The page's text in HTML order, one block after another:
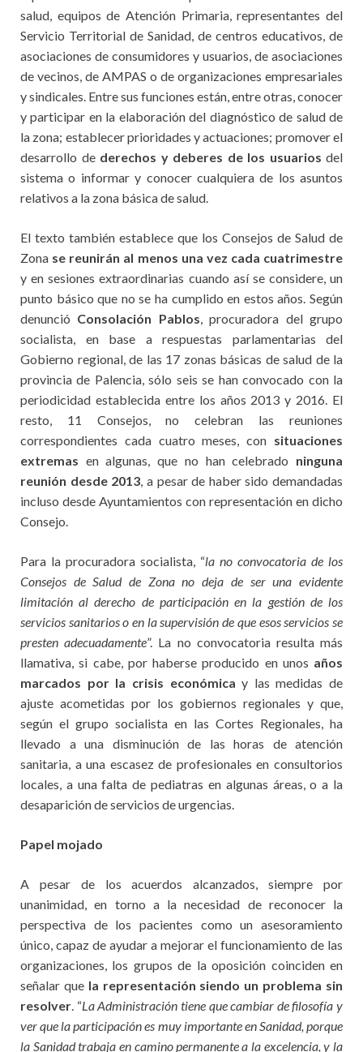
salud, equipos de Atención Primaria, representantes del
Servicio Territorial de Sanidad, de centros educativos, de
asociaciones de consumidores y usuarios, de asociaciones
de vecinos, de AMPAS o de organizaciones empresariales
y sindicales. Entre sus funciones están, entre otras, conocer
y participar en la elaboración del diagnóstico de salud de
la zona; establecer prioridades y actuaciones; promover el
desarrollo de derechos y deberes de los usuarios del
sistema o informar y conocer cualquiera de los asuntos
relativos a la zona básica de salud.
El texto también establece que los Consejos de Salud de
Zona se reunirán al menos una vez cada cuatrimestre
y en sesiones extraordinarias cuando así se considere, un
punto básico que no se ha cumplido en estos años. Según
denunció Consolación Pablos, procuradora del grupo
socialista, en base a respuestas parlamentarias del
Gobierno regional, de las 17 zonas básicas de salud de la
provincia de Palencia, sólo seis se han convocado con la
periodicidad establecida entre los años 2013 y 2016. El
resto, 11 Consejos, no celebran las reuniones
correspondientes cada cuatro meses, con situaciones
extremas en algunas, que no han celebrado ninguna
reunión desde 2013, a pesar de haber sido demandadas
incluso desde Ayuntamientos con representación en dicho
Consejo.
Para la procuradora socialista, “la no convocatoria de los
Consejos de Salud de Zona no deja de ser una evidente
limitación al derecho de participación en la gestión de los
servicios sanitarios o en la supervisión de que esos servicios se
presten adecuadamente”. La no convocatoria resulta más
llamativa, si cabe, por haberse producido en unos años
marcados por la crisis económica y las medidas de
ajuste acometidas por los gobiernos regionales y que,
según el grupo socialista en las Cortes Regionales, ha
llevado a una disminución de las horas de atención
sanitaria, a una escasez de profesionales en consultorios
locales, a una falta de pediatras en algunas áreas, o a la
desaparición de servicios de urgencias.
Papel mojado
A pesar de los acuerdos alcanzados, siempre por
unanimidad, en torno a la necesidad de reconocer la
perspectiva de los pacientes como un asesoramiento
único, capaz de ayudar a mejorar el funcionamiento de las
organizaciones, los grupos de la oposición coinciden en
señalar que la representación siendo un problema sin
resolver. “La Administración tiene que cambiar de filosofía y
ver que la participación es muy importante en Sanidad, porque
la Sanidad trabaja en camino permanente a la excelencia, y la